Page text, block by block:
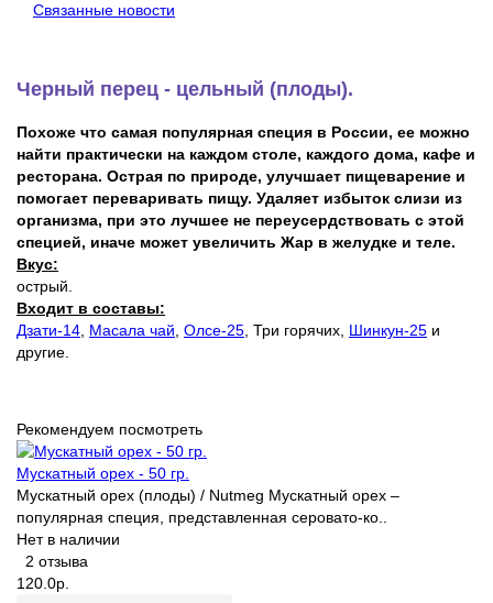
Связанные новости
Черный перец - цельный (плоды).
Похоже что самая популярная специя в России, ее можно
найти практически на каждом столе, каждого дома, кафе и
ресторана. Острая по природе, улучшает пищеварение и
помогает переваривать пищу. Удаляет избыток слизи из
организма, при это лучшее не переусердствовать с этой
специей, иначе может увеличить Жар в желудке и теле.
Вкус:
острый.
Входит в составы:
Дзати-14, Масала чай, Олсе-25, Три горячих, Шинкун-25 и
другие.
Рекомендуем посмотреть
Мускатный орех - 50 гр.
Мускатный орех (плоды) / Nutmeg Мускатный орех –
популярная специя, представленная серовато-ко..
Нет в наличии
2 отзыва
120.0р.